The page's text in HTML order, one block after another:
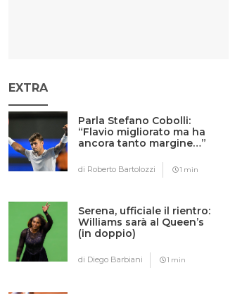
EXTRA
Parla Stefano Cobolli:
“Flavio migliorato ma ha
ancora tanto margine…”
di Roberto Bartolozzi 1 min
Serena, ufficiale il rientro:
Williams sarà al Queen’s
(in doppio)
di Diego Barbiani 1 min